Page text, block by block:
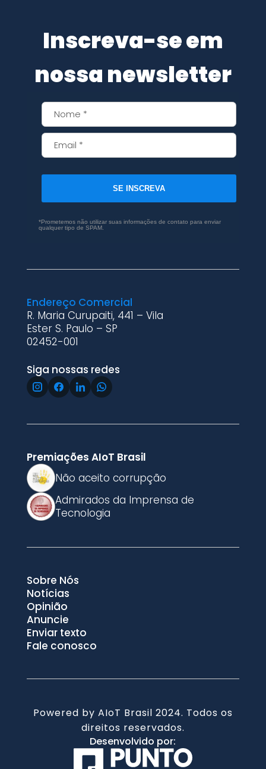
Inscreva-se em
nossa newsletter
SE INSCREVA
*Prometemos não utilizar suas informações de contato para enviar
qualquer tipo de SPAM.
Endereço Comercial
R. Maria Curupaiti, 441 – Vila
Ester S. Paulo – SP
02452-001
Siga nossas redes
Premiações AIoT Brasil
Não aceito corrupção
Admirados da Imprensa de
Tecnologia
Sobre Nós
Notícias
Opinião
Anuncie
Enviar texto
Fale conosco
Powered by AIoT Brasil 2024. Todos os
direitos reservados.
Desenvolvido por: